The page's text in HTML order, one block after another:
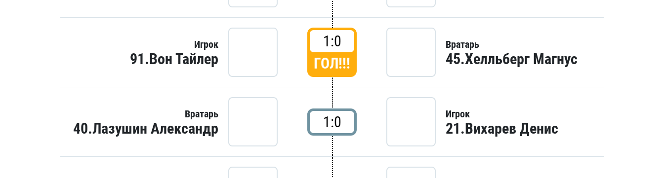
Игрок
91.Вон Тайлер
1:0
ГОЛ!!!
Вратарь
45.Хелльберг Магнус
Вратарь
40.Лазушин Александр 1:0 Игрок
21.Вихарев Денис